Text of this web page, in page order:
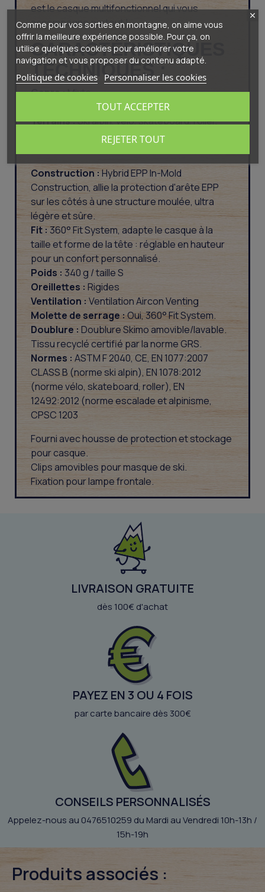
est le casque multifonctionnel qui vous
accompagne partout !
CARACTÉRISTIQUES
TECHNIQUES :
Genre :Mixte
Terrains :Ski alpin, vélo, skateboard, roller,
escalade, alpinisme
Construction :Hybrid EPP In-Mold
Construction, allie la protection d'arête EPP
sur les côtés à une structure moulée, ultra
légère et sûre.
Fit :360° Fit System, adapte le casque à la
taille et forme de la tête : réglable en hauteur
pour un confort personnalisé.
Poids : 340 g / taille S
Oreillettes : Rigides
Ventilation : Ventilation Aircon Venting
Molette de serrage :Oui, 360° Fit System.
Doublure : Doublure Skimo amovible/lavable.
Tissu recyclé certifié par la norme GRS.
Normes : ASTM F 2040, CE, EN 1077:2007
CLASS B (norme ski alpin), EN 1078:2012
(norme vélo, skateboard, roller), EN
12492:2012 (norme escalade et alpinisme,
CPSC 1203
Fourni avec housse de protection et stockage
pour casque.
Clips amovibles pour masque de ski.
Fixation pour lampe frontale.
LIVRAISON GRATUITE
dès 100€ d'achat
PAYEZ EN 3 OU 4 FOIS
par carte bancaire dès 300€
CONSEILS PERSONNALISÉS
Appelez-nous au 0476510259 du Mardi au Vendredi 10h-13h /
15h-19h
Produits associés :
Comme pour vos sorties en montagne, on aime vous
offrir la meilleure expérience possible. Pour ça, on
utilise quelques cookies pour améliorer votre
navigation et vous proposer du contenu adapté.
Politique de cookies Personnaliser les cookies
REJETER TOUT
TOUT ACCEPTER